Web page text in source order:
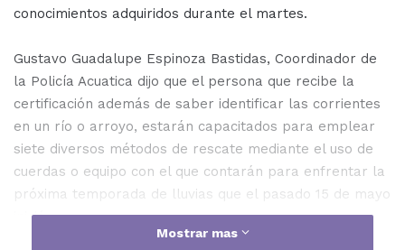
conocimientos adquiridos durante el martes.
Gustavo Guadalupe Espinoza Bastidas, Coordinador de
la Policía Acuatica dijo que el persona que recibe la
certificación además de saber identificar las corrientes
en un río o arroyo, estarán capacitados para emplear
siete diversos métodos de rescate mediante el uso de
cuerdas o equipo con el que contarán para enfrentar la
próxima temporada de lluvias que el pasado 15 de mayo
inició.
Mostrar mas